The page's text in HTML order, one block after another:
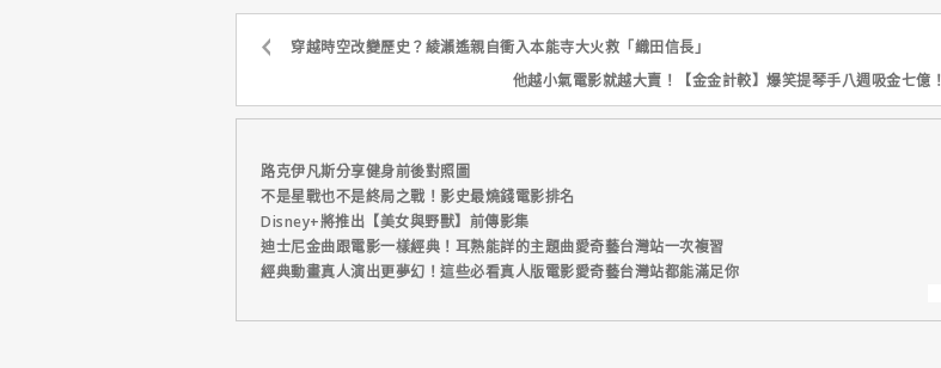
穿越時空改變歷史？綾瀨遙親自衝入本能寺大火救「織田信長」
他越小氣電影就越大賣！【金金計較】爆笑提琴手八週吸金七億！
路克伊凡斯分享健身前後對照圖
不是星戰也不是終局之戰！影史最燒錢電影排名
Disney+將推出【美女與野獸】前傳影集
迪士尼金曲跟電影一樣經典！耳熟能詳的主題曲愛奇藝台灣站一次複習
經典動畫真人演出更夢幻！這些必看真人版電影愛奇藝台灣站都能滿足你